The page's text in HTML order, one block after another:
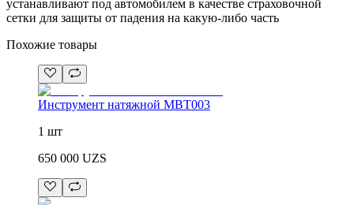
устанавливают под автомобилем в качестве страховочной
сетки для защиты от падения на какую-либо часть
Похожие товары
Инструмент натяжной MBT003
1 шт
650 000 UZS